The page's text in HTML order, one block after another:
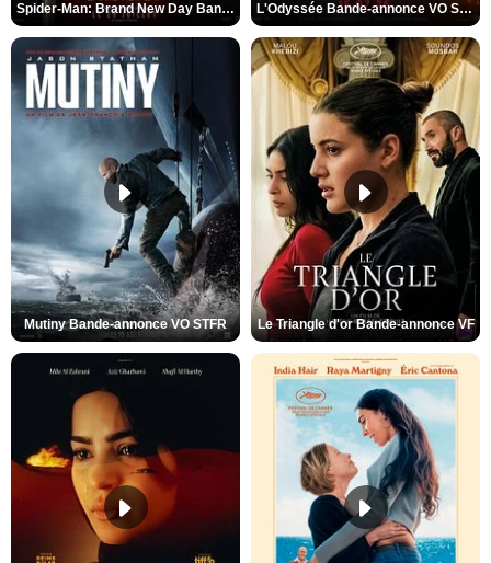
Spider-Man: Brand New Day Bande-annonce VO STFR L'Odyssée Bande-annonce VO STFR
Mutiny Bande-annonce VO STFR Le Triangle d'or Bande-annonce VF